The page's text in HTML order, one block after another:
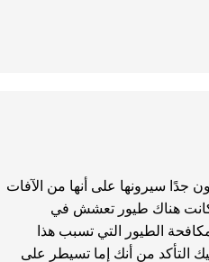
جدًا سيرونها على أنها من الآفات
كانت هناك طيور تعشش في
الطيور التي تسبب هذا
التأكد من أنك إما تسيطر على